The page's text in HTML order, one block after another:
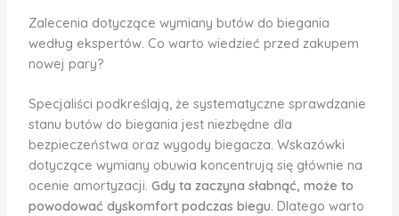
Zalecenia dotyczące wymiany butów do biegania
według ekspertów. Co warto wiedzieć przed zakupem
nowej pary?
Specjaliści podkreślają, że systematyczne sprawdzanie
stanu butów do biegania jest niezbędne dla
bezpieczeństwa oraz wygody biegacza. Wskazówki
dotyczące wymiany obuwia koncentrują się głównie na
ocenie amortyzacji. Gdy ta zaczyna słabnąć, może to
powodować dyskomfort podczas biegu. Dlatego warto